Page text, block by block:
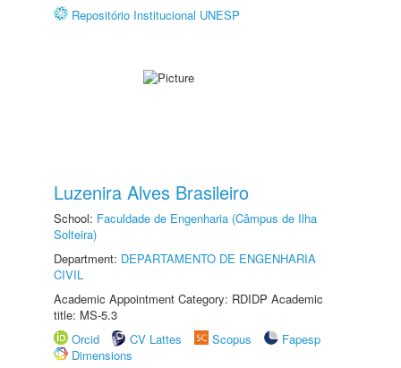
Repositório Institucional UNESP
Luzenira Alves Brasileiro
School: Faculdade de Engenharia (Câmpus de Ilha
Solteira)
Department: DEPARTAMENTO DE ENGENHARIA
CIVIL
Academic Appointment Category: RDIDP Academic
title: MS-5.3
Orcid
CV Lattes Scopus
Fapesp
Dimensions